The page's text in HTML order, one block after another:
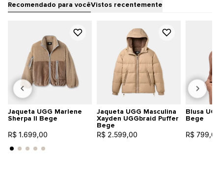
Recomendado para vocêVistos recentemente
Jaqueta UGG Marlene
Sherpa II Bege
R$ 1.699,00
Jaqueta UGG Masculina
Xayden UGGbraid Puffer
Bege
R$ 2.599,00
Blusa
Bege
R$ 799,00